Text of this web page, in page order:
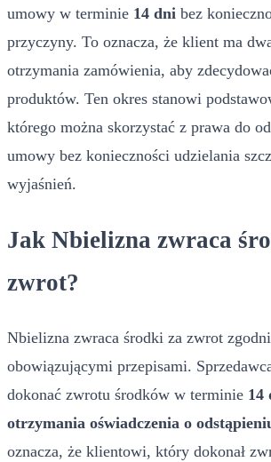
umowy w terminie 14 dni bez
przyczyny. To oznacza, że klient ma
otrzymania zamówienia, aby
produktów. Ten okres stanowi
którego można skorzystać z prawa do
umowy bez konieczności udzielania
wyjaśnień.
Jak Nbielizna zwraca
zwrot?
Nbielizna zwraca środki za zwrot
obowiązującymi przepisami.
dokonać zwrotu środków w terminie 14
otrzymania oświadczenia o
oznacza, że klientowi, który dokonał